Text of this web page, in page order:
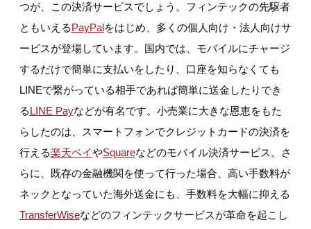
つが、この決済サービスでしょう。フィンテックの先駆者
ともいえるPayPalをはじめ、多くの個人向け・法人向けサ
ービスが登場しています。国内では、モバイルにチャージ
するだけで簡単に支払いをしたり、口座を知らなくても
LINEで繋がっている相手であれば簡単に送金したりでき
るLINE Payなどが有名です。小売業に大きな恩恵をもた
らしたのは、スマートフォンでクレジットカードの決済を
行える楽天ペイやSquareなどのモバイル決済サービス。さ
らに、既存の金融機関を使って行った場合、高い手数料が
ネックとなっていた海外送金にも、手数料を大幅に抑える
TransferWiseなどのフィンテックサービスが革命を起こし